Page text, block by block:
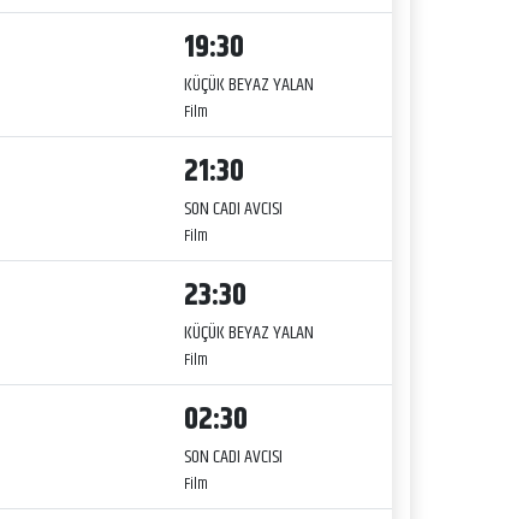
19:30
KÜÇÜK BEYAZ YALAN
Film
21:30
SON CADI AVCISI
Film
23:30
KÜÇÜK BEYAZ YALAN
Film
02:30
SON CADI AVCISI
Film